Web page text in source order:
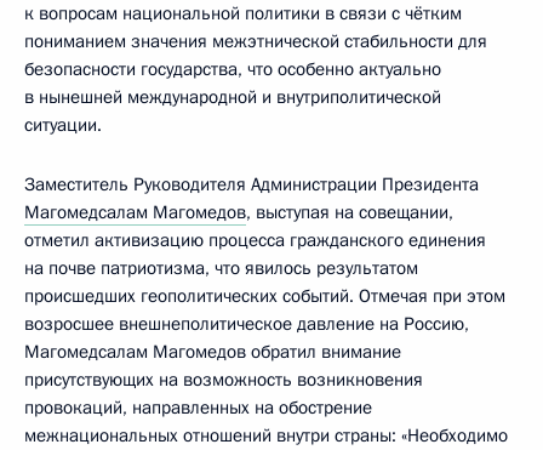
к вопросам национальной политики в связи с чётким
пониманием значения межэтнической стабильности для
безопасности государства, что особенно актуально
в нынешней международной и внутриполитической
ситуации.
Заместитель Руководителя Администрации Президента
Магомедсалам Магомедов, выступая на совещании,
отметил активизацию процесса гражданского единения
на почве патриотизма, что явилось результатом
происшедших геополитических событий. Отмечая при этом
возросшее внешнеполитическое давление на Россию,
Магомедсалам Магомедов обратил внимание
присутствующих на возможность возникновения
провокаций, направленных на обострение
межнациональных отношений внутри страны: «Необходимо